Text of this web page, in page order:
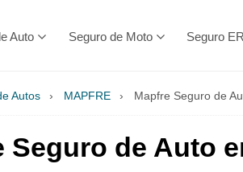
Auto Seguro de Moto Seguro
Autos › MAPFRE › Mapfre Seguro de
Seguro de Auto